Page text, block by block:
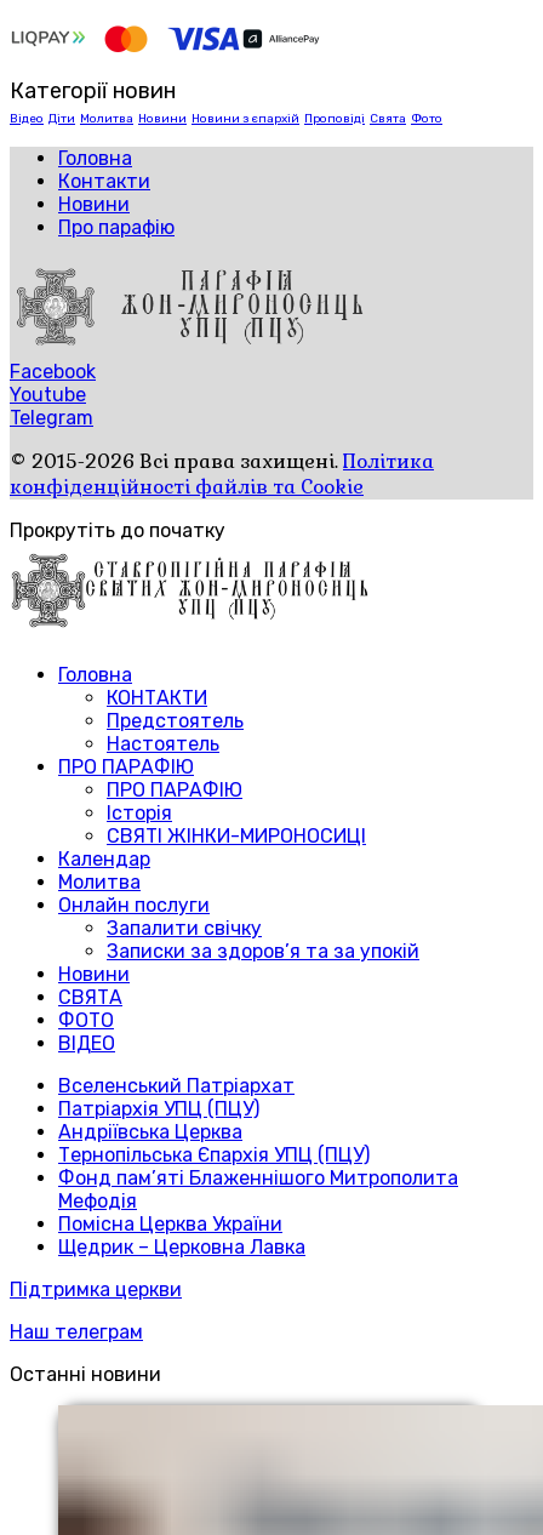
Категорії новин
Відео Діти Молитва Новини Новини з єпархій Проповіді Свята Фото
Головна
Контакти
Новини
Про парафію
Facebook
Youtube
Telegram
© 2015-2026 Всі права захищені.Політика
конфіденційності файлів та Cookie
Прокрутіть до початку
Головна
КОНТАКТИ
Предстоятель
Настоятель
ПРО ПАРАФІЮ
ПРО ПАРАФІЮ
Історія
СВЯТІ ЖІНКИ-МИРОНОСИЦІ
Календар
Молитва
Онлайн послуги
Запалити свічку
Записки за здоров’я та за упокій
Новини
СВЯТА
ФОТО
ВІДЕО
Вселенський Патріархат
Патріархія УПЦ (ПЦУ)
Андріївська Церква
Тернопільська Єпархія УПЦ (ПЦУ)
Фонд пам’яті Блаженнішого Митрополита
Мефодія
Помісна Церква України
Щедрик – Церковна Лавка
Підтримка церкви
Наш телеграм
Останні новини